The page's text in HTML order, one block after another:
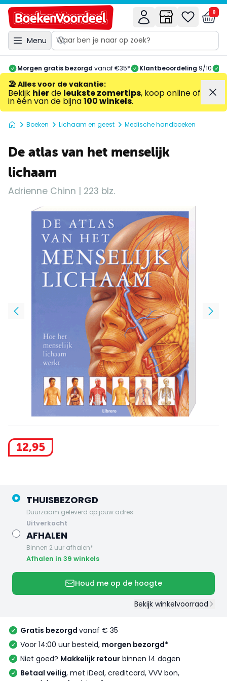
Menu
0
Morgen gratis bezorgd vanaf €35* Klantbeoordeling 9/10
🏖️ Alles voor de vakantie:
Bekijk hierde leukste zomertips, koop online of
in één van de bijna100 winkels.
Boeken Lichaam en geest Medische handboeken
De atlas van het menselijk
lichaam
Adrienne Chinn | 223 blz.
12,95
THUISBEZORGD
Duurzaam geleverd op jouw adres
uitverkocht
AFHALEN
Binnen 2 uur afhalen*
Afhalen in 39 winkels
Houd me op de hoogte
Bekijk winkelvoorraad
Gratis bezorgd vanaf € 35
Voor 14:00 uur besteld, morgen bezorgd*
Niet goed? Makkelijk retour binnen 14 dagen
Betaal veilig, met iDeal, creditcard, VVV bon,